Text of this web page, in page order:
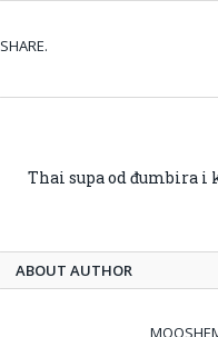
SHARE.
Thai supa od đumbira i
ABOUT AUTHOR